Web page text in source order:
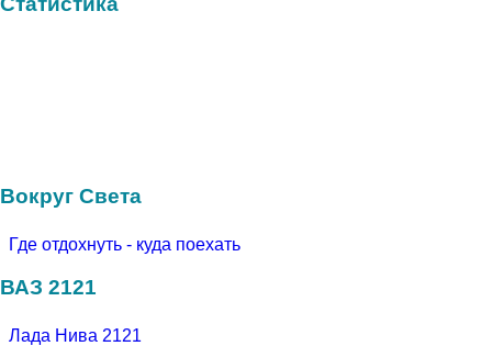
Вокруг Света
Где отдохнуть - куда поехать
ВАЗ 2121
Лада Нива 2121